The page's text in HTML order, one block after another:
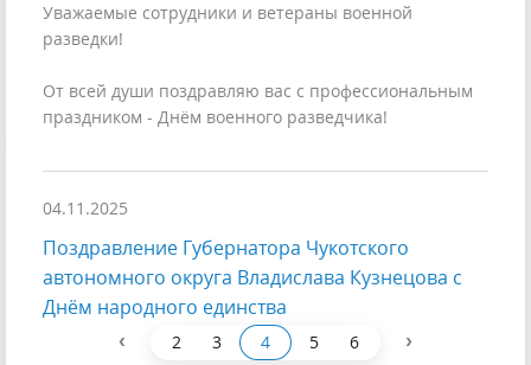
Уважаемые сотрудники и ветераны военной
разведки!
От всей души поздравляю вас с профессиональным
праздником - Днём военного разведчика!
04.11.2025
Поздравление Губернатора Чукотского
автономного округа Владислава Кузнецова с
Днём народного единства
‹ 2 3 4 5 6 ›